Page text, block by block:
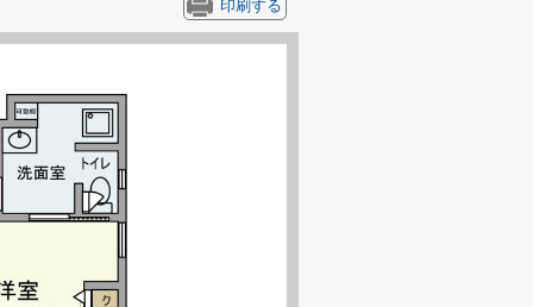
印刷する